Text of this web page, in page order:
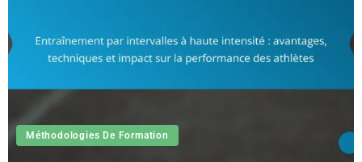
Méthodologies De Formation